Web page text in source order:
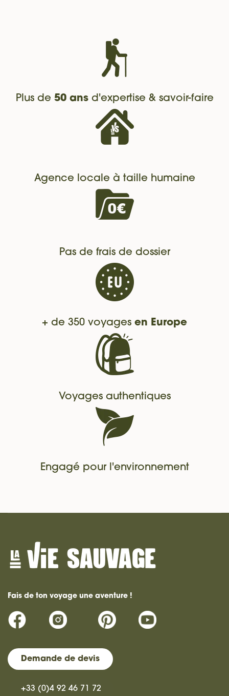
Plus de 50 ansd'expertise & savoir-faire
Agence locale à taille humaine
Pas de frais de dossier
+ de 350 voyages en Europe
Voyages authentiques
Engagé pour l'environnement
Fais de ton voyage une aventure !
Demande de devis
+33 (0)4 92 46 71 72